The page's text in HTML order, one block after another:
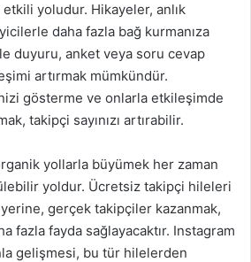
yoludur. Hikayeler, anlık
daha fazla bağ kurmanıza
duyuru, anket veya soru cevap
artırmak mümkündür.
gösterme ve onlarla etkileşimde
takipçi sayınızı artırabilir.
yollarla büyümek her zaman
yoldur. Ücretsiz takipçi hileleri
gerçek takipçiler kazanmak,
fazla fayda sağlayacaktır. Instagram
gelişmesi, bu tür hilelerden